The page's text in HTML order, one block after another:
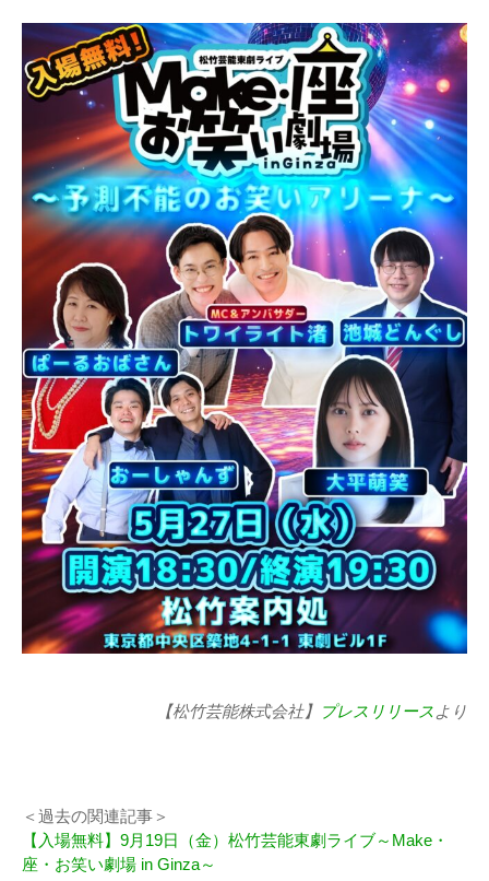
【松竹芸能株式会社】 プレスリリースより
＜過去の関連記事＞
【入場無料】9月19日（金）松竹芸能東劇ライブ～Make・
座・お笑い劇場 in Ginza～